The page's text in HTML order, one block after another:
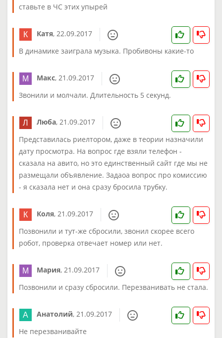
ставьте в ЧС этих упырей
Катя, 22.09.2017
В динамике заиграла музыка. Пробивоны какие-то
Макс, 21.09.2017
Звонили и молчали. Длительность 5 секунд.
Люба, 21.09.2017
Представилась риелтором, даже в теории назначили
дату просмотра. На вопрос где взяли телефон -
сказала на авито, но это единственный сайт где мы не
размещали объявление. Задаоа вопрос про комиссию
- я сказала нет и она сразу бросила трубку.
Коля, 21.09.2017
Позвонили и тут-же сбросили, звонил скорее всего
робот, проверка отвечает номер или нет.
Мария, 21.09.2017
Позвонили и сразу сбросили. Перезванивать не стала.
Анатолий, 21.09.2017
Не перезванивайте